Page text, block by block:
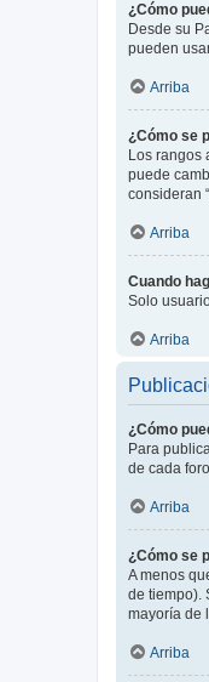
¿Cómo
Desde su
pueden
Arriba
¿Cómo se
Los rangos
puede
consideran
Arriba
Cuando
Solo
Arriba
¿Cómo
Para
de cada
Arriba
¿Cómo se
A menos
de tiempo).
mayoría de
Arriba